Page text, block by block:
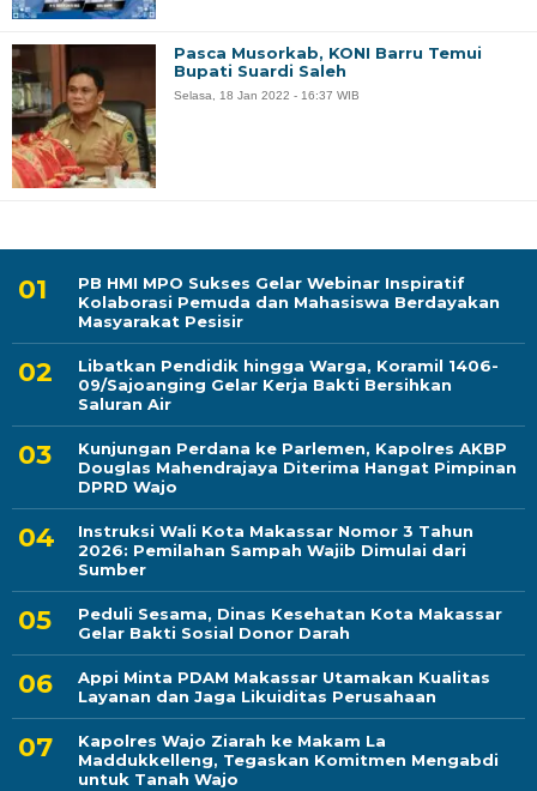
PB HMI MPO Sukses Gelar Webinar Inspiratif
Kolaborasi Pemuda dan Mahasiswa Berdayakan
Masyarakat Pesisir
Libatkan Pendidik hingga Warga, Koramil 1406-
09/Sajoanging Gelar Kerja Bakti Bersihkan
Saluran Air
Kunjungan Perdana ke Parlemen, Kapolres AKBP
Douglas Mahendrajaya Diterima Hangat Pimpinan
DPRD Wajo
Instruksi Wali Kota Makassar Nomor 3 Tahun
2026: Pemilahan Sampah Wajib Dimulai dari
Sumber
Peduli Sesama, Dinas Kesehatan Kota Makassar
Gelar Bakti Sosial Donor Darah
Appi Minta PDAM Makassar Utamakan Kualitas
Layanan dan Jaga Likuiditas Perusahaan
Kapolres Wajo Ziarah ke Makam La
Maddukkelleng, Tegaskan Komitmen Mengabdi
untuk Tanah Wajo
Pasca Musorkab, KONI Barru Temui
Bupati Suardi Saleh
Selasa, 18 Jan 2022 - 16:37 WIB